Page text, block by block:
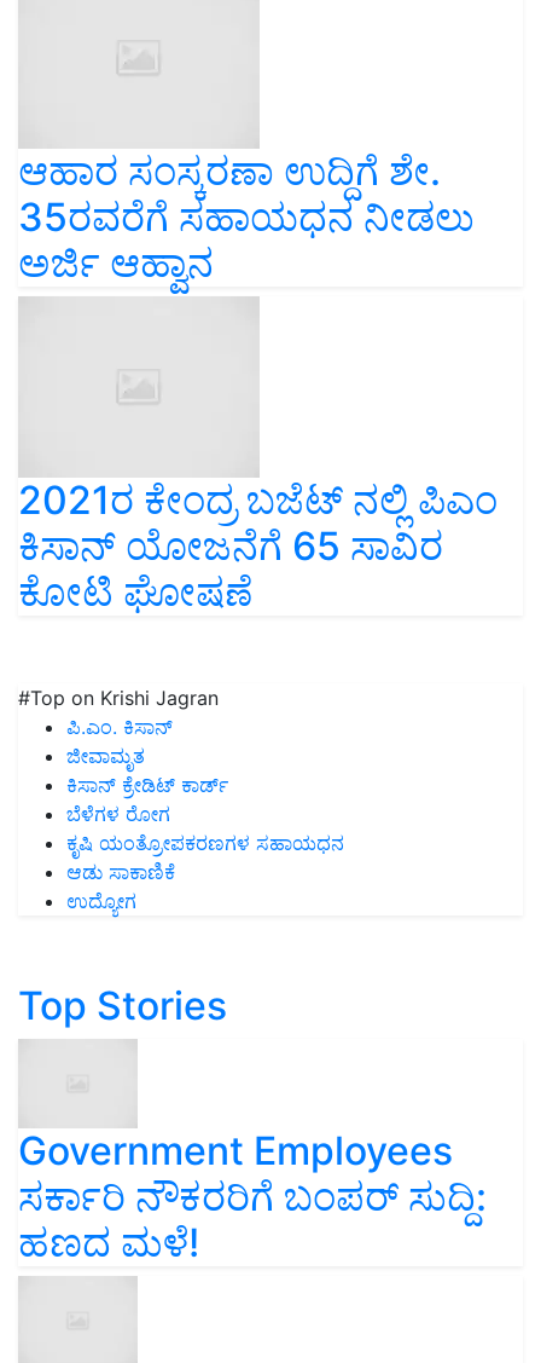
ಆಹಾರ ಸಂಸ್ಕರಣಾ ಉದ್ದಿಗೆ ಶೇ.
35ರವರೆಗೆ ಸಹಾಯಧನ ನೀಡಲು
ಅರ್ಜಿ ಆಹ್ವಾನ
2021ರ ಕೇಂದ್ರ ಬಜೆಟ್ ನಲ್ಲಿ ಪಿಎಂ
ಕಿಸಾನ್ ಯೋಜನೆಗೆ 65 ಸಾವಿರ
ಕೋಟಿ ಘೋಷಣೆ
#Top on Krishi Jagran
ಪಿ.ಎಂ. ಕಿಸಾನ್
ಜೀವಾಮೃತ
ಕಿಸಾನ್ ಕ್ರೇಡಿಟ್ ಕಾರ್ಡ್
ಬೆಳೆಗಳ ರೋಗ
ಕೃಷಿ ಯಂತ್ರೋಪಕರಣಗಳ ಸಹಾಯಧನ
ಆಡು ಸಾಕಾಣಿಕೆ
ಉದ್ಯೋಗ
Top Stories
Government Employees
ಸರ್ಕಾರಿ ನೌಕರರಿಗೆ ಬಂಪರ್‌ ಸುದ್ದಿ:
ಹಣದ ಮಳೆ!